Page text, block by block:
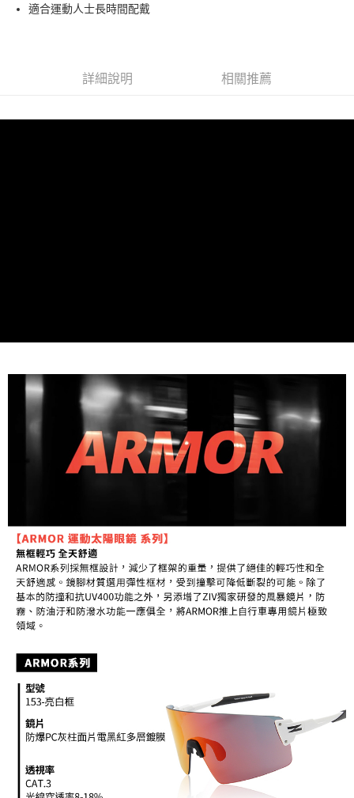
台灣樂天信用卡公司
每筆NT$95，滿NT$799(含以上)免運費
適合運動人士長時間配戴
詳細說明 相關推薦